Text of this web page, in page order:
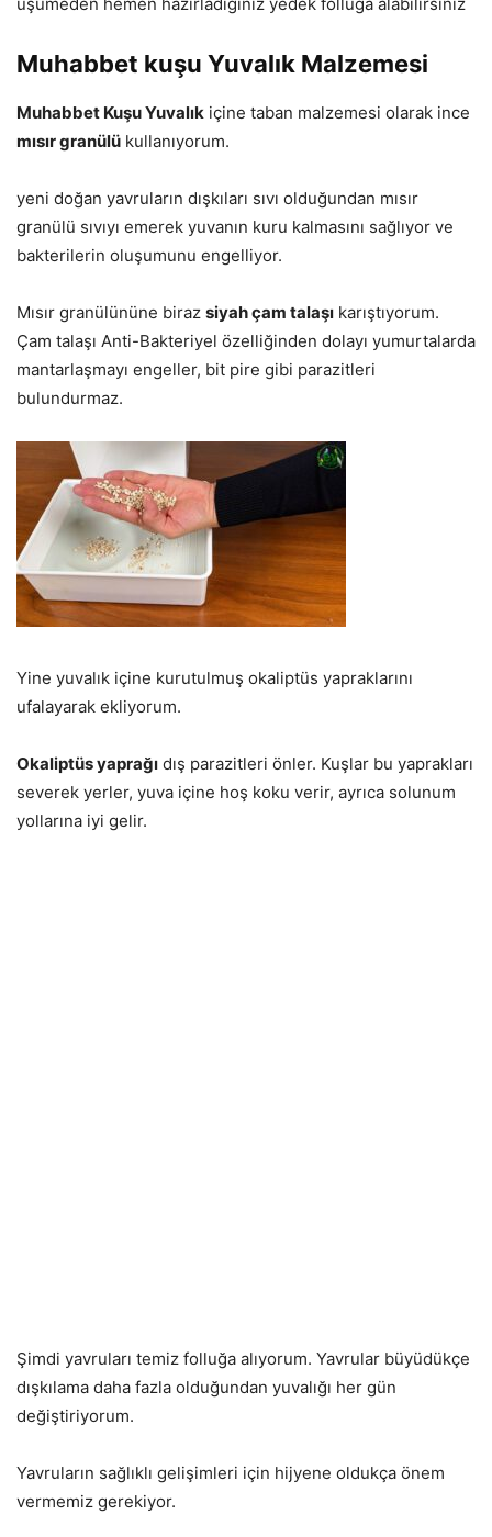
Muhabbet kuşu Yuvalık Malzemesi
Muhabbet Kuşu Yuvalık içine taban malzemesi olarak ince
mısır granülü kullanıyorum.
yeni doğan yavruların dışkıları sıvı olduğundan mısır
granülü sıvıyı emerek yuvanın kuru kalmasını sağlıyor ve
bakterilerin oluşumunu engelliyor.
Mısır granülününe biraz siyah çam talaşı karıştıyorum.
Çam talaşı Anti-Bakteriyel özelliğinden dolayı yumurtalarda
mantarlaşmayı engeller, bit pire gibi parazitleri
bulundurmaz.
Yine yuvalık içine kurutulmuş okaliptüs yapraklarını
ufalayarak ekliyorum.
Okaliptüs yaprağı dış parazitleri önler. Kuşlar bu yaprakları
severek yerler, yuva içine hoş koku verir, ayrıca solunum
yollarına iyi gelir.
Şimdi yavruları temiz folluğa alıyorum. Yavrular büyüdükçe
dışkılama daha fazla olduğundan yuvalığı her gün
değiştiriyorum.
Yavruların sağlıklı gelişimleri için hijyene oldukça önem
vermemiz gerekiyor.